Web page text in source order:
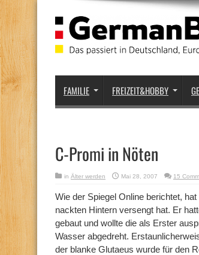
FAMILIE FREIZEIT&HOBBY
C-Promi in Nöten
in Älter werden Mai 28, 2007 15
Wie der Spiegel Online berichtet,
nackten Hintern versengt hat. Er
gebaut und wollte die als Erster
Wasser abgedreht.
der blanke Glutaeus wurde für den